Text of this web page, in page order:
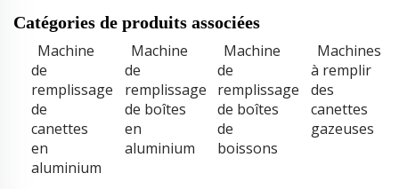
Catégories de produits associées
Machine
de
remplissage
de
canettes
en
aluminium
Machine
de
remplissage
de boîtes
en
aluminium
Machine
de
remplissage
de boîtes
de
boissons
Machines
à remplir
des
canettes
gazeuses